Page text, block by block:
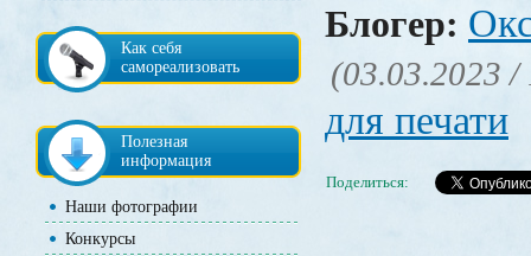
Как себя
самореализовать
Полезная
информация
Наши фотографии
Конкурсы
Блогер:
(03.03.2023 /
для печати
Поделиться: